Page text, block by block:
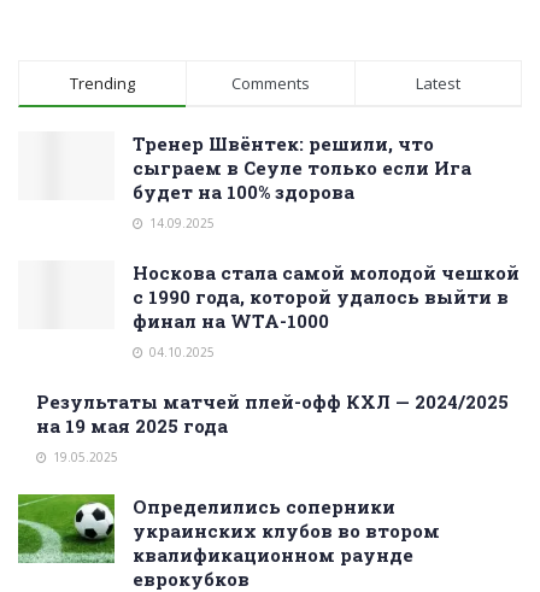
Trending Comments Latest
Тренер Швёнтек: решили, что
сыграем в Сеуле только если Ига
будет на 100% здорова
14.09.2025
Носкова стала самой молодой чешкой
с 1990 года, которой удалось выйти в
финал на WTA-1000
04.10.2025
Результаты матчей плей-офф КХЛ — 2024/2025
на 19 мая 2025 года
19.05.2025
Определились соперники
украинских клубов во втором
квалификационном раунде
еврокубков